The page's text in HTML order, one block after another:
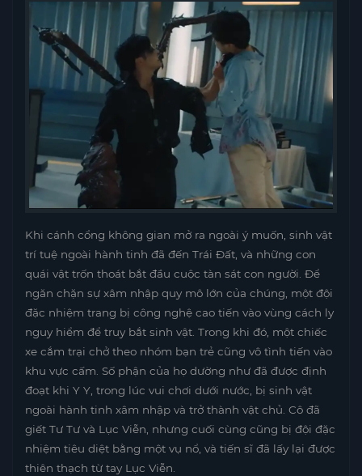
Khi cánh cổng không gian mở ra ngoài ý muốn, sinh vật
trí tuệ ngoài hành tinh đã đến Trái Đất, và những con
quái vật trốn thoát bắt đầu cuộc tàn sát con người. Để
ngăn chặn sự xâm nhập quy mô lớn của chúng, một đội
đặc nhiệm trang bị công nghệ cao tiến vào vùng cách ly
nguy hiểm để truy bắt sinh vật. Trong khi đó, một chiếc
xe cắm trại chở theo nhóm bạn trẻ cũng vô tình tiến vào
khu vực cấm. Số phận của họ dường như đã được định
đoạt khi Y Y, trong lúc vui chơi dưới nước, bị sinh vật
ngoài hành tinh xâm nhập và trở thành vật chủ. Cô đã
giết Tư Tư và Lục Viễn, nhưng cuối cùng cũng bị đội đặc
nhiệm tiêu diệt bằng một vụ nổ, và tiến sĩ đã lấy lại được
thiên thạch từ tay Lục Viễn.